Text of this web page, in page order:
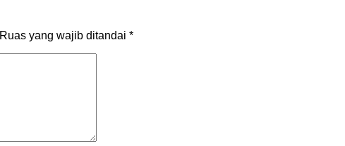
Ruas yang wajib ditandai *